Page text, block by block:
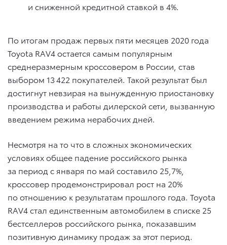
и сниженной кредитной ставкой в 4%.
По итогам продаж первых пяти месяцев 2020 года
Toyota RAV4 остается самым популярным
cреднеразмерным кроссовером в России, став
выбором 13 422 покупателей. Такой результат был
достигнут невзирая на вынужденную приостановку
производства и работы дилерской сети, вызванную
введением режима нерабочих дней.
Несмотря на то что в сложных экономических
условиях общее падение российского рынка
за период с января по май составило 25,7%,
кроссовер продемонстрировал рост на 20%
по отношению к результатам прошлого года. Toyota
RAV4 стал единственным автомобилем в списке 25
бестселлеров российского рынка, показавшим
позитивную динамику продаж за этот период.